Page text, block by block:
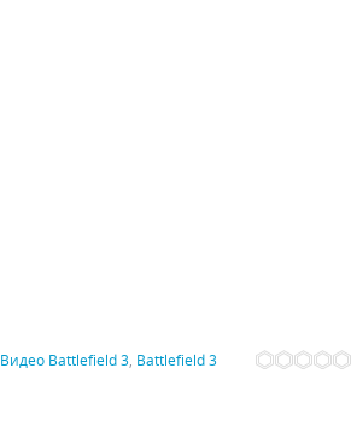
Видео Battlefield 3 Battlefield 3